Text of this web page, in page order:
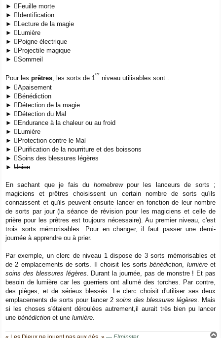
►
Feuille morte
►
Identification
►
Lecture de la magie
►
Lumière
►
Poigne électrique
►
Projectile magique
►
Sommeil
Pour les prêtres, les sorts de 1
er
niveau utilisables sont :
►
Apaisement
►
Bénédiction
►
Détection de la magie
►
Détection du Mal
►
Endurance à la chaleur ou au froid
►
Lumière
►
Protection contre le Mal
►
Purification de la nourriture et des boissons
►
Soins des blessures légères
► Union
En sachant que je fais du homebrewpour les lanceurs de sorts ;
magiciens et prêtres choisissent un certain nombre de sorts qu'ils
connaissent et qu'ils peuvent ensuite lancer en fonction de leur nombre
de sorts par jour (la séance de révision pour les magiciens et celle de
prière pour les prêtres est toujours nécessaire). Au premier niveau, c'est
trois sorts mémorisables. Pour en changer, il faut passer une demi-
journée à apprendre ou à prier.
Par exemple, un clerc de niveau 1 dispose de 3 sorts mémorisables et
de 2 emplacements de sorts. Il choisit les sortsbénédiction lumièreet
soins des blessures légères . Durant la journée, pas de monstre ! Et pas
besoin de lumière car les guerriers ont allumé des torches. Par contre,
des pièges, et de sérieux blessés. Le clerc choisit d'utiliser ses deux
emplacements de sorts pour lancer 2soins des blessures légères . Mais
si les choses s'étaient déroulées autrement,il aurait très bien pu lancer
une bénédiction et une lumière